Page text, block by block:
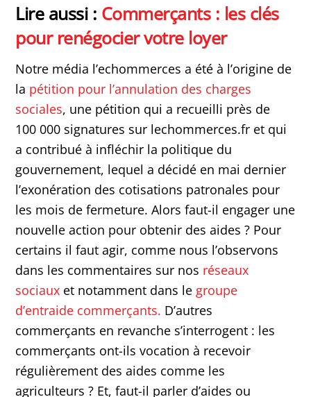
Lire aussi : Commerçants : les clés
pour renégocier votre loyer
Notre média l’echommerces a été à l’origine de
la pétition pour l’annulation des charges
sociales, une pétition qui a recueilli près de
100 000 signatures sur lechommerces.fr et qui
a contribué à infléchir la politique du
gouvernement, lequel a décidé en mai dernier
l’exonération des cotisations patronales pour
les mois de fermeture. Alors faut-il engager une
nouvelle action pour obtenir des aides ? Pour
certains il faut agir, comme nous l’observons
dans les commentaires sur nos réseaux
sociaux et notamment dans le groupe
d’entraide commerçants. D’autres
commerçants en revanche s’interrogent : les
commerçants ont-ils vocation à recevoir
régulièrement des aides comme les
agriculteurs ? Et, faut-il parler d’aides ou